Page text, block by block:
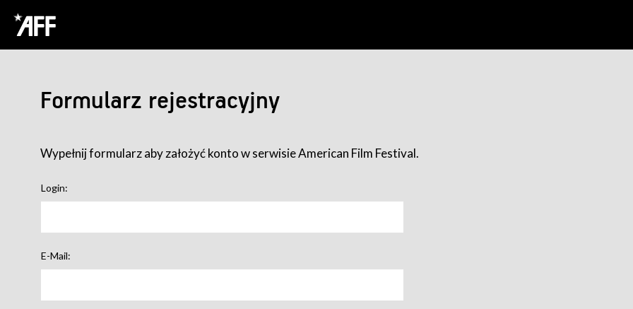
Formularz rejestracyjny
Wypełnij formularz aby założyć konto w serwisie American Film Festival.
Login:
E-Mail: